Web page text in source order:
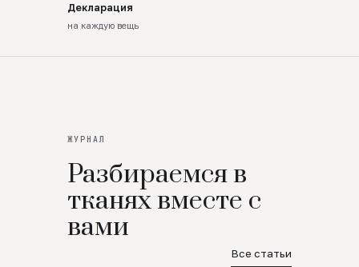
Декларация
на каждую вещь
ЖУРНАЛ
Разбираемся в
тканях вместе с
вами
Все статьи